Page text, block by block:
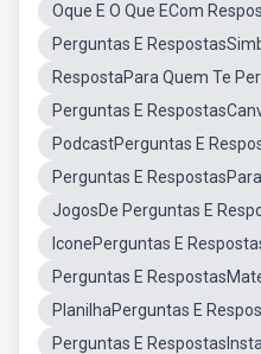
Oque E O Que ECom
Perguntas E
RespostaPara Quem Te
Perguntas E
PodcastPerguntas E
Perguntas E
JogosDe Perguntas E
IconePerguntas E
Perguntas E
PlanilhaPerguntas E
Perguntas E